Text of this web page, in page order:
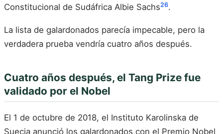
Constitucional de Sudáfrica Albie Sachs26.
La lista de galardonados parecía impecable, pero la
verdadera prueba vendría cuatro años después.
Cuatro años después, el Tang Prize fue
validado por el Nobel
El 1 de octubre de 2018, el Instituto Karolinska de
Suecia anunció los galardonados con el Premio Nobel